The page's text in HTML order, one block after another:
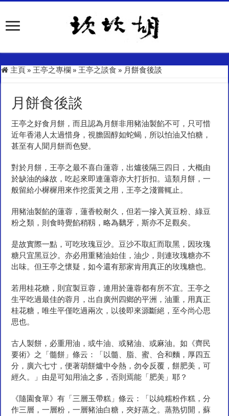
主頁 » 王亭之專欄 » 王亭之談食 » 月餅食後談
月餅食後談
王亭之好食月餅，而且認為月餅非用豬油製餡不可，只可惜
近年香港人太過惜身，視膽固醇如蛇蝎，所以怕油又怕糖，
甚至有人聞月餅而色變。
對於月餅，王亭之最不喜白蓮蓉，出爐後隔三四日，大概由
於缺油的緣故，吃起來即連蓮蓉亦大打折扣。這類月餅，一
般留給小樨樨用來作挖蛋黃之用，王亭之淺嘗輒止。
用豬油製餡的蓮蓉，蓮香較耐久，但若一摻入黃豆粉、綠豆
粉之類，則食時覺餡稍靱，略為黐牙，斯亦不足觀矣。
是故實際一點，可吃玫瑰豆沙。豆沙不取紅而取黑，因玫瑰
糖只宜黑豆沙。亦必用重豬油始佳，油少，則連玫瑰糖亦不
出味。但王亭之懷疑，如今還有那家肯用真正的玫瑰糖也。
若用桂花糖，則宜製豆蓉，連用於蓮蓉都有所不宜。王亭之
生平吃過最佳的蓉月，出自廣州四鄉的平洲，油重，用真正
桂花糖，唯生平僅吃過兩次，以後即來源斷絕，至今尚心思
思也。
古人製餅，必重用油，或牛油、或豬油、或麻油。如《齊民
要術》之「髓餅」條云：「以髓、脂、蜜、合和麵，厚四五
分，廣六七寸，便著胡餅爐中令熱，勿令反覆，餅肥美，可
經久。」由是可知用油之多，否則焉能「肥美」耶？
《隨園食單》有「三層玉帶糕」條云：「以純糯粉作糕，分
作三層，一層粉，一層豬油白糖，夾好蒸之。蒸熟切開，蘇